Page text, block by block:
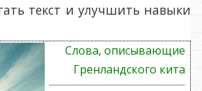
текст и улучшить навыки
Слова, описывающие
Гренландского кита